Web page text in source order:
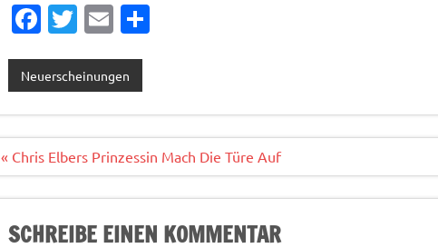
Fa
e
b
o
o
k
T
it
te
r
E
ai
l
T
n
Neuerscheinungen
Beitragsnavigation
« Chris Elbers Prinzessin Mach Die Türe Auf
SCHREIBE EINEN KOMMENTAR